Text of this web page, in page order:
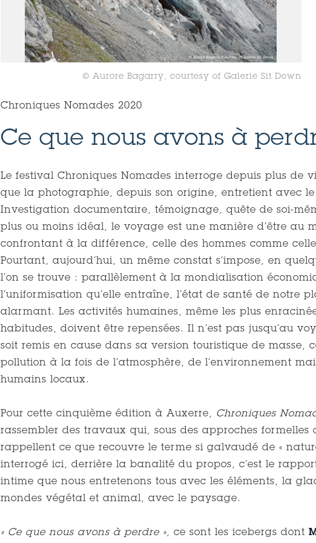
© Aurore Bagarry, courtesy of Galerie Sit Down
Chroniques Nomades 2020
Ce que nous avons à
Le festival Chroniques Nomades interroge depuis plus de
que la photographie, depuis son origine, entretient avec
Investigation documentaire, témoignage, quête de soi-
plus ou moins idéal, le voyage est une manière d’être au
confrontant à la différence, celle des hommes comme
Pourtant, aujourd’hui, un même constat s’impose, en
l’on se trouve : parallèlement à la mondialisation
l’uniformisation qu’elle entraîne, l’état de santé de notre
alarmant. Les activités humaines, même les plus
habitudes, doivent être repensées. Il n’est pas jusqu’au
soit remis en cause dans sa version touristique de masse,
pollution à la fois de l’atmosphère, de l’environnement
humains locaux.
Pour cette cinquième édition à Auxerre, Chroniques
rassembler des travaux qui, sous des approches formelles
rappellent ce que recouvre le terme si galvaudé de «
interrogé ici, derrière la banalité du propos, c’est le
intime que nous entretenons tous avec les éléments, la
mondes végétal et animal, avec le paysage.
« Ce que nous avons à perdre », ce sont les icebergs dont